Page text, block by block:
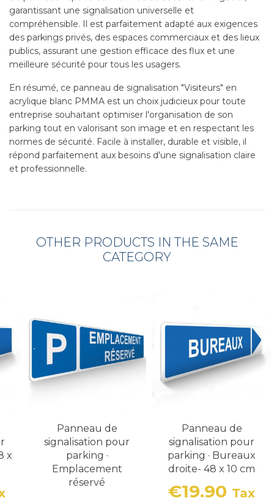
garantissant une signalisation universelle et
compréhensible. Il est parfaitement adapté aux exigences
des parkings privés, des espaces commerciaux et des lieux
publics, assurant une gestion efficace des flux et une
meilleure sécurité pour tous les usagers.
En résumé, ce panneau de signalisation "Visiteurs" en
acrylique blanc PMMA est un choix judicieux pour toute
entreprise souhaitant optimiser l'organisation de son
parking tout en valorisant son image et en respectant les
normes de sécurité. Facile à installer, durable et visible, il
répond parfaitement aux besoins d'une signalisation claire
et professionnelle.
OTHER PRODUCTS IN THE SAME
CATEGORY
x
Panneau de
signalisation pour
parking ·
Emplacement
réservé
Panneau de
signalisation pour
parking · Bureaux
droite- 48 x 10 cm
€19.90 Tax